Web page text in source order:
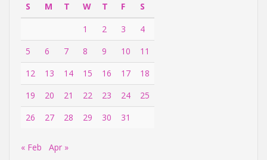
S
M T W T F
S
1
2 3
4
5
6 7 8 9 10
11
12
13 14 15 16 17
18
19
20 21 22 23 24
25
26
27 28 29 30 31
« Feb Apr »